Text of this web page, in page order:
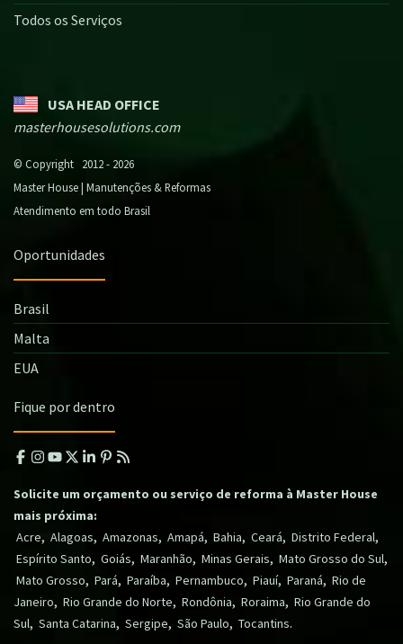
Todos os Serviços
USA HEAD OFFICE
masterhousesolutions.com
© Copyright 2012 - 2026
Master House | Manutenções & Reformas
Atendimento em todo Brasil
Oportunidades
Brasil
Malta
EUA
Fique por dentro
Solicite um orçamento ou serviço de reforma à Master House
mais próxima:
Acre, Alagoas, Amazonas, Amapá, Bahia, Ceará, Distrito Federal,
Espírito Santo, Goiás, Maranhão, Minas Gerais, Mato Grosso do Sul,
Mato Grosso, Pará, Paraíba, Pernambuco, Piauí, Paraná, Rio de
Janeiro, Rio Grande do Norte, Rondônia, Roraima, Rio Grande do
Sul, Santa Catarina, Sergipe, São Paulo, Tocantins.